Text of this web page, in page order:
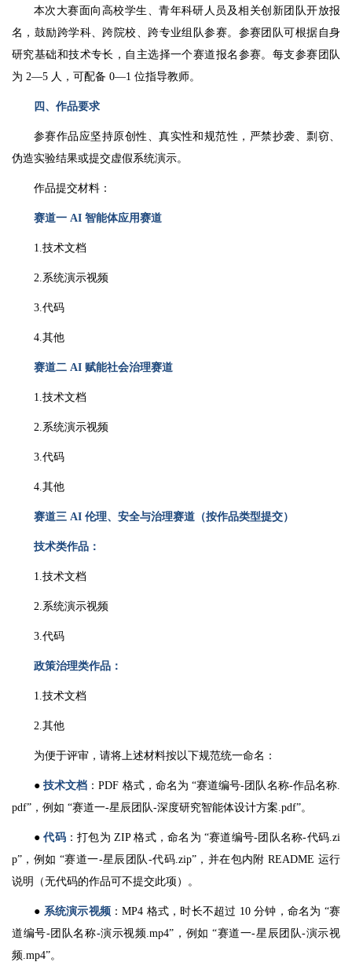
本次大赛面向高校学生、青年科研人员及相关创新团队开放报
名，鼓励跨学科、跨院校、跨专业组队参赛。参赛团队可根据自身
研究基础和技术专长，自主选择一个赛道报名参赛。每支参赛团队
为 2—5 人，可配备 0—1 位指导教师。
四、作品要求
参赛作品应坚持原创性、真实性和规范性，严禁抄袭、剽窃、
伪造实验结果或提交虚假系统演示。
作品提交材料：
赛道一 AI 智能体应用赛道
1.技术文档
2.系统演示视频
3.代码
4.其他
赛道二 AI 赋能社会治理赛道
1.技术文档
2.系统演示视频
3.代码
4.其他
赛道三 AI 伦理、安全与治理赛道（按作品类型提交）
技术类作品：
1.技术文档
2.系统演示视频
3.代码
政策治理类作品 ：
1.技术文档
2.其他
为便于评审，请将上述材料按以下规范统一命名：
●技术文档 ：PDF 格式，命名为 “赛道编号-团队名称-作品名称.
pdf”，例如 “赛道一-星辰团队-深度研究智能体设计方案.pdf”。
●代码：打包为 ZIP 格式，命名为 “赛道编号-团队名称-代码.zi
p”，例如 “赛道一-星辰团队-代码.zip”，并在包内附 README 运行
说明（无代码的作品可不提交此项）。
● 系统演示视频 ：MP4 格式，时长不超过 10 分钟，命名为 “赛
道编号-团队名称-演示视频.mp4”，例如 “赛道一-星辰团队-演示视
频.mp4”。